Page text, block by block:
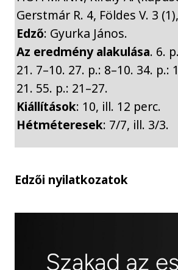
Gerstmár R. 4, Földes V. 3
Edző: Gyurka János.
Az eredmény alakulása. 6.
21. 7–10. 27. p.: 8–10. 34. p.:
21. 55. p.: 21–27.
Kiállítások: 10, ill. 12 perc.
Hétméteresek: 7/7, ill. 3/3.
Edzői nyilatkozatok